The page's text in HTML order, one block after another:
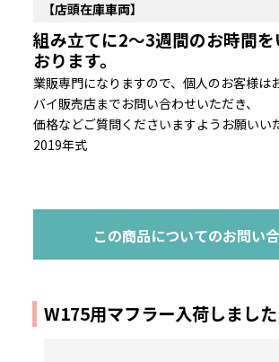
【店頭在庫車両】
組み立てに2～3週間のお時間を
おります。
業販専門になりますので、個人のお客様は
バイ販売店までお問い合わせいただき、
価格などご質問くださいますようお願いい
2019年式
この商品についてのお問い
W175用マフラー入荷しました